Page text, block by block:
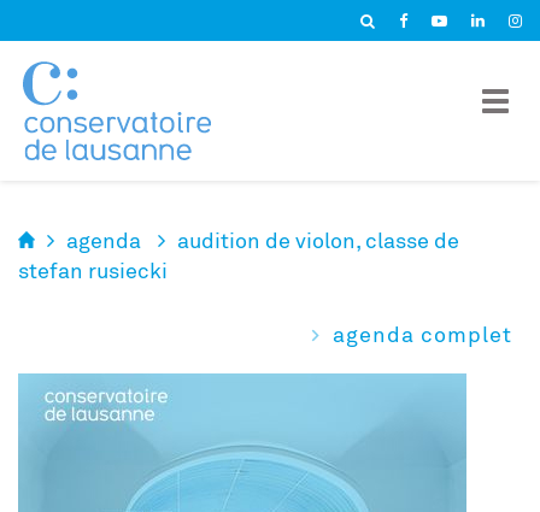
agenda
audition de violon, classe de
stefan rusiecki
agenda complet